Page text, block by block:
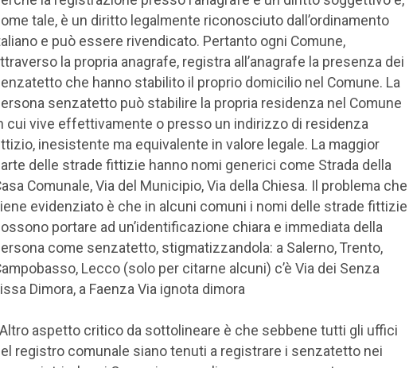
tale, è un diritto legalmente riconosciuto dall’ordinamento
e può essere rivendicato. Pertanto ogni Comune,
la propria anagrafe, registra all’anagrafe la presenza dei
che hanno stabilito il proprio domicilio nel Comune. La
senzatetto può stabilire la propria residenza nel Comune
cui vive effettivamente o presso un indirizzo di residenza
inesistente ma equivalente in valore legale. La maggior
delle strade fittizie hanno nomi generici come Strada della
Comunale, Via del Municipio, Via della Chiesa. Il problema che
evidenziato è che in alcuni comuni i nomi delle strade fittizie
portare ad un’identificazione chiara e immediata della
come senzatetto, stigmatizzandola: a Salerno, Trento,
Lecco (solo per citarne alcuni) c’è Via dei Senza
Dimora, a Faenza Via ignota dimora
aspetto critico da sottolineare è che sebbene tutti gli uffici
registro comunale siano tenuti a registrare i senzatetto nei